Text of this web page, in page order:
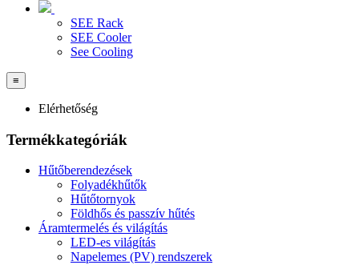
SEE Rack
SEE Cooler
See Cooling
≡
Elérhetőség
Termékkategóriák
Hűtőberendezések
Folyadékhűtők
Hűtőtornyok
Földhős és passzív hűtés
Áramtermelés és világítás
LED-es világítás
Napelemes (PV) rendszerek